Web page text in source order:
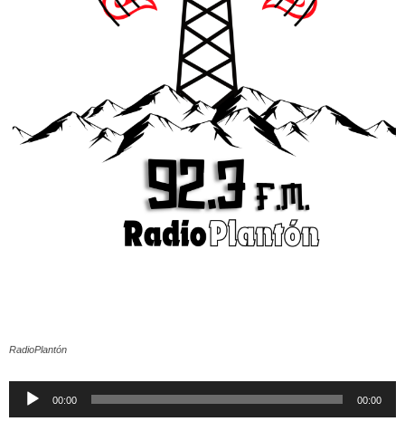
RadioPlantón
Reproductor
00:00 00:00